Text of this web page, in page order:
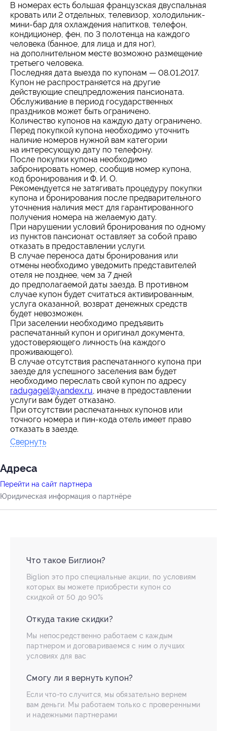
В номерах есть большая французская двуспальная
кровать или 2 отдельных, телевизор, холодильник-
мини-бар для охлаждения напитков, телефон,
кондиционер, фен, по 3 полотенца на каждого
человека (банное, для лица и для ног),
на дополнительном месте возможно размещение
третьего человека.
Последняя дата выезда по купонам — 08.01.2017.
Купон не распространяется на другие
действующие спецпредложения пансионата.
Обслуживание в период государственных
праздников может быть ограничено.
Количество купонов на каждую дату ограничено.
Перед покупкой купона необходимо уточнить
наличие номеров нужной вам категории
на интересующую дату по телефону.
После покупки купона необходимо
забронировать номер, сообщив номер купона,
код бронирования и Ф. И. О.
Рекомендуется не затягивать процедуру покупки
купона и бронирования после предварительного
уточнения наличия мест для гарантированного
получения номера на желаемую дату.
При нарушении условий бронирования по одному
из пунктов пансионат оставляет за собой право
отказать в предоставлении услуги.
В случае переноса даты бронирования или
отмены необходимо уведомить представителей
отеля не позднее, чем за 7 дней
до предполагаемой даты заезда. В противном
случае купон будет считаться активированным,
услуга оказанной, возврат денежных средств
будет невозможен.
При заселении необходимо предъявить
распечатанный купон и оригинал документа,
удостоверяющего личность (на каждого
проживающего).
В случае отсутствия распечатанного купона при
заезде для успешного заселения вам будет
необходимо переслать свой купон по адресу
radugagel@yandex.ru, иначе в предоставлении
услуги вам будет отказано.
При отсутствии распечатанных купонов или
точного номера и пин-кода отель имеет право
отказать в заезде.
Свернуть
Адресa
Перейти на сайт партнера
Юридическая информация о партнёре
Что такое Биглион?
Biglion это про специальные акции, по условиям
которых вы можете приобрести купон со
скидкой от 50 до 90%
Откуда такие скидки?
Мы непосредственно работаем с каждым
партнером и договариваемся с ним о лучших
условиях для вас
Смогу ли я вернуть купон?
Если что-то случится, мы обязательно вернем
вам деньги. Мы работаем только с проверенными
и надежными партнерами